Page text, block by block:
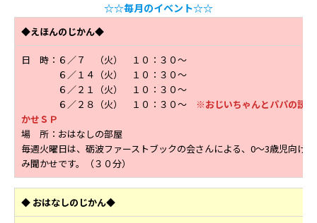
☆☆毎月のイベント☆☆
◆えほんのじかん◆
日 時：６／７ （火） １０：３０～
６／１４（火） １０：３０～
６／２１（火） １０：３０～
６／２８（火） １０：３０～
※おじいちゃんとパパの読
かせＳＰ
場 所：おはなしの部屋
毎週火曜日は、砺波ファーストブックの会さんによる、0～3歳児向け
み聞かせです。（３０分）
◆ おはなしのじかん◆